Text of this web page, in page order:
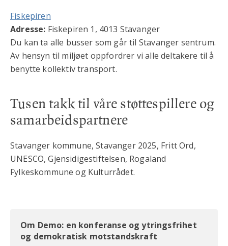
Fiskepiren
Adresse: Fiskepiren 1, 4013 Stavanger
Du kan ta alle busser som går til Stavanger sentrum.
Av hensyn til miljøet oppfordrer vi alle deltakere til å
benytte kollektiv transport.
Tusen takk til våre støttespillere og
samarbeidspartnere
Stavanger kommune, Stavanger 2025, Fritt Ord,
UNESCO, Gjensidigestiftelsen, Rogaland
Fylkeskommune og Kulturrådet.
Om Demo: en konferanse og ytringsfrihet
og demokratisk motstandskraft